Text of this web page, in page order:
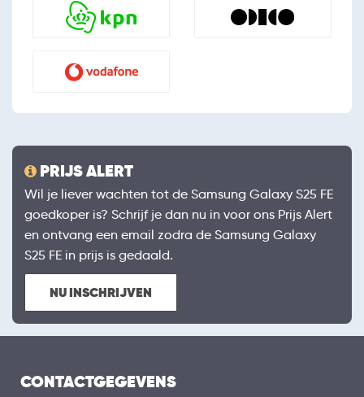
PRIJS ALERT
Wil je liever wachten tot de Samsung Galaxy S25 FE
goedkoper is? Schrijf je dan nu in voor ons Prijs Alert
en ontvang een email zodra de Samsung Galaxy
S25 FE in prijs is gedaald.
NU INSCHRIJVEN
CONTACTGEGEVENS